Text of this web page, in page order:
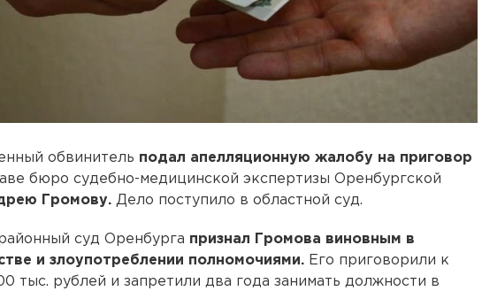
обвинитель подал апелляционную жалобу на приговор
бюро судебно-медицинской экспертизы Оренбургской
Громову. Дело поступило в областной суд.
суд Оренбурга признал Громова виновным в
и злоупотреблении полномочиями. Его приговорили к
тыс. рублей и запретили два года занимать должности в